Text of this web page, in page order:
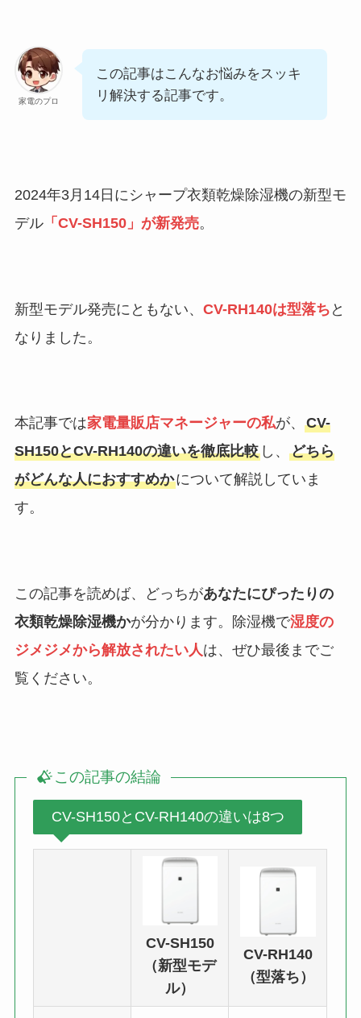
家電のプロ
この記事はこんなお悩みをスッキ
リ解決する記事です。
2024年3月14日にシャープ衣類乾燥除湿機の新型モ
デル「CV-SH150」が新発売。
新型モデル発売にともない、 CV-RH140は型落ち と
なりました。
本記事では家電量販店マネージャーの私が、 CV-
SH150とCV-RH140の違いを徹底比較し、 どちら
がどんな人におすすめかについて解説していま
す。
この記事を読めば、どっちがあなたにぴったりの
衣類乾燥除湿機かが分かります。除湿機で湿度の
ジメジメから解放されたい人は、ぜひ最後までご
覧ください。
この記事の結論
CV-SH150とCV-RH140の違いは8つ
CV-SH150
（新型モデ
ル）
CV-RH140
（型落ち）